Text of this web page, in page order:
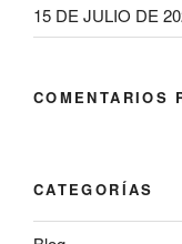
15 DE JULIO DE
COMENTARIOS
CATEGORÍAS